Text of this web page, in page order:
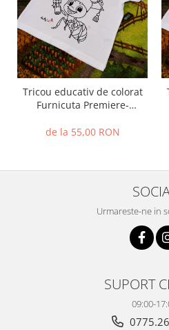
Tricou educativ de colorat
Furnicuta Premiere-
de la 55,00 RON
Urmareste-ne in
SUPORT
09:00-